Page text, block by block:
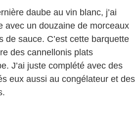
daube au vin blanc, j’ai
avec un douzaine de morceaux
de sauce. C’est cette barquette
des cannellonis plats
J’ai juste complété avec des
eux aussi au congélateur et des